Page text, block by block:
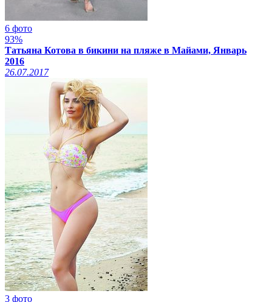
6 фото
93%
Татьяна Котова в бикини на пляже в Майами, Январь
2016
26.07.2017
3 фото